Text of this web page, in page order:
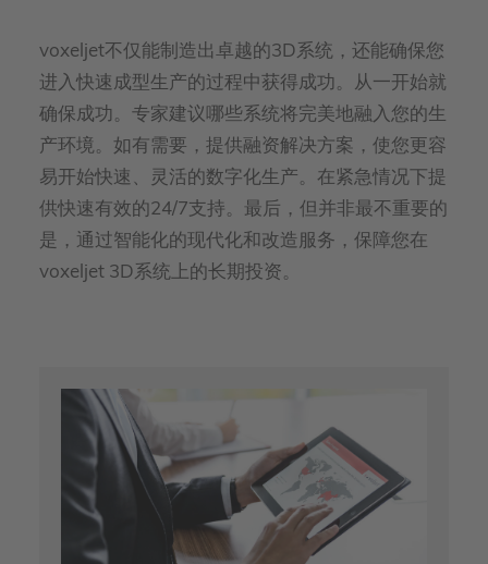
voxeljet不仅能制造出卓越的3D系统，还能确保您
进入快速成型生产的过程中获得成功。从一开始就
确保成功。专家建议哪些系统将完美地融入您的生
产环境。如有需要，提供融资解决方案，使您更容
易开始快速、灵活的数字化生产。在紧急情况下提
供快速有效的24/7支持。最后，但并非最不重要的
是，通过智能化的现代化和改造服务，保障您在
voxeljet 3D系统上的长期投资。